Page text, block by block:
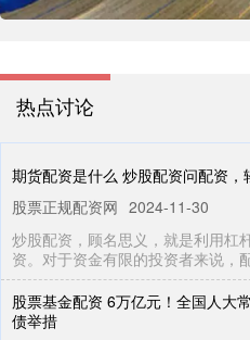
热点讨论
期货配资是什么 炒股配资问配资
股票正规配资网 2024-11-30
炒股配资，顾名思义，就是利用杠
资。对于资金有限的投资者来说，
股票基金配资 6万亿元！全国人大
债举措